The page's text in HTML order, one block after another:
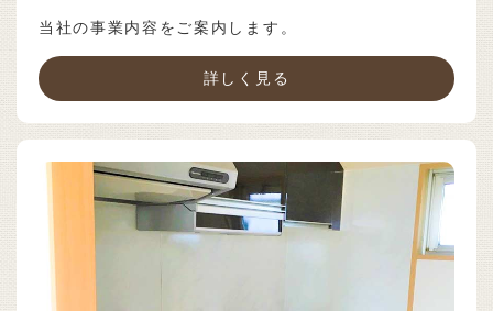
当社の事業内容をご案内します。
詳しく見る